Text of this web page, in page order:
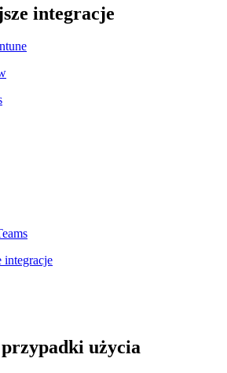
integracje
integracje
użycia